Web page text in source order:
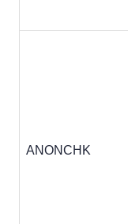
ANONCHK